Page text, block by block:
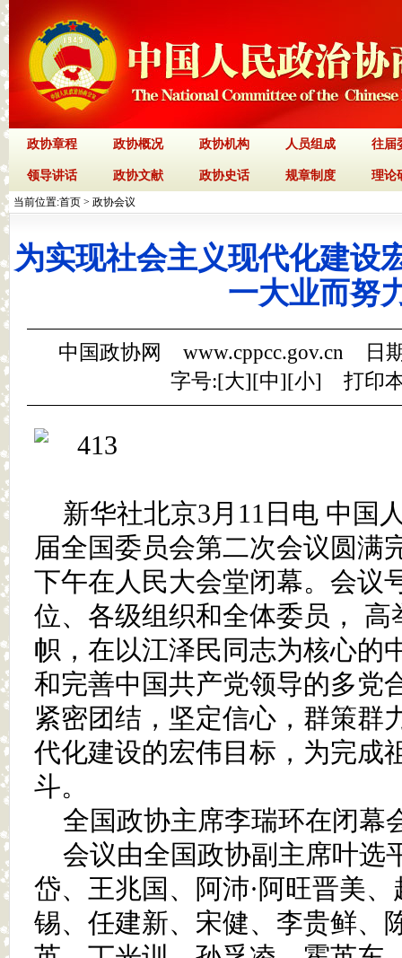
政协章程 政协概况 政协机构 人员组成 往届
领导讲话 政协文献 政协史话 规章制度 理论
当前位置:首页 > 政协会议
为实现社会主义现代化建设
一大业而努
中国政协网 www.cppcc.gov.cn 日
字号:[大][中][小] 打印
新华社北京3月11日电 中国
届全国委员会第二次会议圆满
下午在人民大会堂闭幕。会议
位、各级组织和全体委员，
帜，在以江泽民同志为核心的
和完善中国共产党领导的多党
紧密团结，坚定信心，群策群
代化建设的宏伟目标，为完成
斗。
全国政协主席李瑞环在闭幕
会议由全国政协副主席叶选
岱、王兆国、阿沛·阿旺晋美
锡、任建新、宋健、李贵鲜、